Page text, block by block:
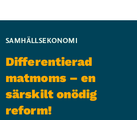
SAMHÄLLSEKONOMI
Differentierad
matmoms – en
särskilt onödig
reform!